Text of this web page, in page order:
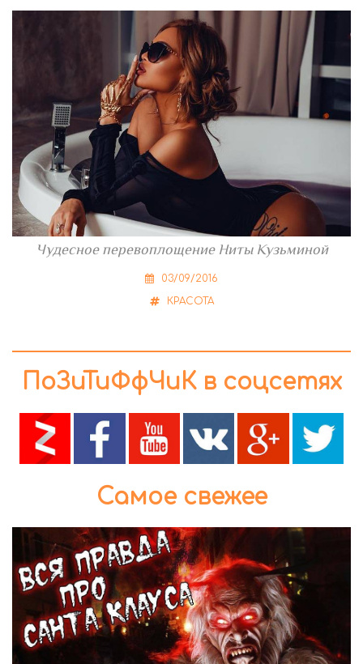
Чудесное перевоплощение Ниты Кузьминой
03/09/2016
КРАСОТА
ПоЗиТиФфЧиК в соцсетях
Самое свежее